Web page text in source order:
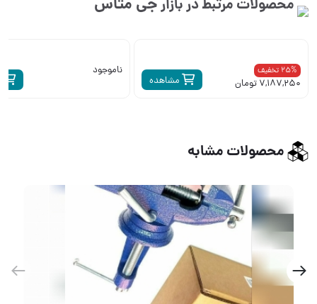
محصولات مرتبط در بازارجی متاس
مشاهده
25% تخفیف
7,187,250 تومان
ناموجود
محصولات مشابه